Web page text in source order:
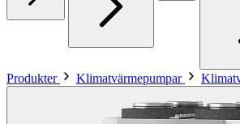
Produkter Klimatvärmepumpar